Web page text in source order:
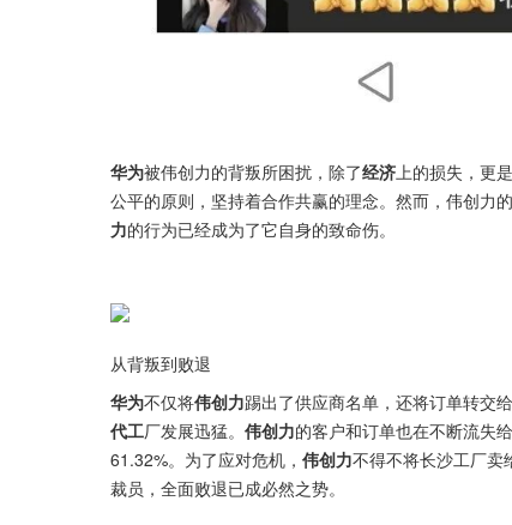
华为被伟创力的背叛所困扰，除了经济上的损失，更
公平的原则，坚持着合作共赢的理念。然而，伟创力
力的行为已经成为了它自身的致命伤。
从背叛到败退
华为不仅将伟创力踢出了供应商名单，还将订单转交
代工厂发展迅猛。 伟创力的客户和订单也在不断流失
61.32%。为了应对危机， 伟创力不得不将长沙工厂卖
裁员，全面败退已成必然之势。